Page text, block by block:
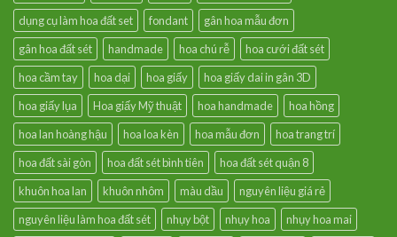
dụng cụ làm hoa đất set
fondant
gân hoa mẫu đơn
gân hoa đất sét
handmade hoa chú rễ
hoa cưới đất sét
hoa cầm tay
hoa dại hoa giấy
hoa giấy dai in gân 3D
hoa giấy lụa
Hoa giấy Mỹ thuật hoa handmade
hoa hồng
hoa lan hoàng hậu
hoa loa kèn hoa mẫu đơn
hoa trang trí
hoa đất sài gòn
hoa đất sét bình tiên
hoa đất sét quận 8
khuôn hoa lan
khuôn nhôm màu dầu
nguyên liệu giá rẻ
nguyên liệu làm hoa đất sét
nhụy bột nhụy hoa nhụy hoa mai